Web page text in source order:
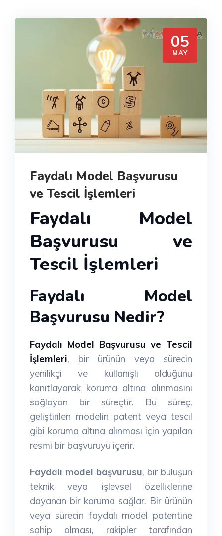
05
MAY
Faydalı Model Başvurusu
ve Tescil İşlemleri
Faydalı Model
Başvurusu ve
Tescil İşlemleri
Faydalı Model
Başvurusu Nedir?
Faydalı Model Başvurusu ve Tescil
İşlemleri, bir ürünün veya sürecin
yenilikçi ve kullanışlı olduğunu
kanıtlayarak koruma altına alınmasını
sağlayan bir süreçtir. Bu süreç,
geliştirilen modelin patent veya tescil
gibi koruma altına alınması için yapılan
resmi bir başvuruyu içerir.
Faydalı model başvurusu, bir buluşun
teknik veya işlevsel özelliklerine
dayanan bir koruma sağlar. Bir ürünün
veya sürecin faydalı model patentine
sahip olması, rakipler tarafından